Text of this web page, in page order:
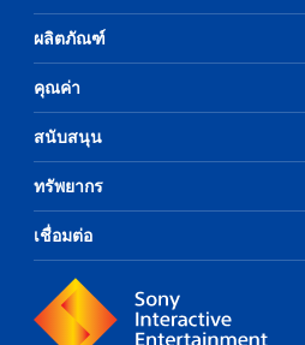
ผลิตภัณฑ์
คุณค่า
สนับสนุน
ทรัพยากร
เชื่อมต่อ